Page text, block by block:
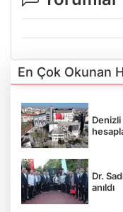
En Çok Okunan
Dr.
anıldı